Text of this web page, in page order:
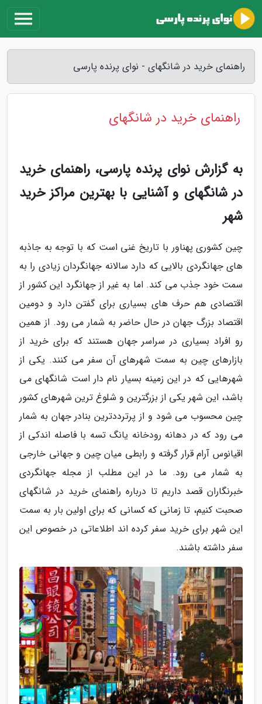
راهنمای خرید در شانگهای - نوای پرنده پارسی
راهنمای خرید در شانگهای
به گزارش نوای پرنده پارسی، راهنمای خرید
در شانگهای و آشنایی با بهترین مراکز خرید
شهر
چین کشوری پهناور با تاریخ غنی است که با توجه به جاذبه
های جهانگردی بالایی که دارد سالانه جهانگردان زیادی را به
سمت خود جذب می کند. اما به غیر از جهانگرد این کشور از
اقتصادی هم حرف های بسیاری برای گفتن دارد و دومین
اقتصاد بزرگ جهان در حال حاضر به شمار می رود. از همین
رو افراد بسیاری در سراسر جهان هستند که برای خرید از
بازارهای چین به سمت شهرهای آن سفر می کنند. یکی از
شهرهایی که در این زمینه بسیار نام دار است شانگهای می
باشد، این شهر یکی از بزرگترین و شلوغ ترین شهرهای کشور
چین محسوب می شود و از پرترددترین بنادر جهان به شمار
می رود که در دهانه رودخانه یانگ تسه با فاصله اندکی از
اقیانوس آرام قرار گرفته و رابطی میان چین و جهانی خارجی
به شمار می رود. ما در این مطلب از مجله جهانگردی
خبرنگاران قصد داریم تا درباره راهنمای خرید در شانگهای
صحبت کنیم، تا زمانی که کسانی که برای اولین بار به سمت
این شهر برای خرید سفر کرده اند اطلاعاتی در خصوص این
سفر داشته باشند.